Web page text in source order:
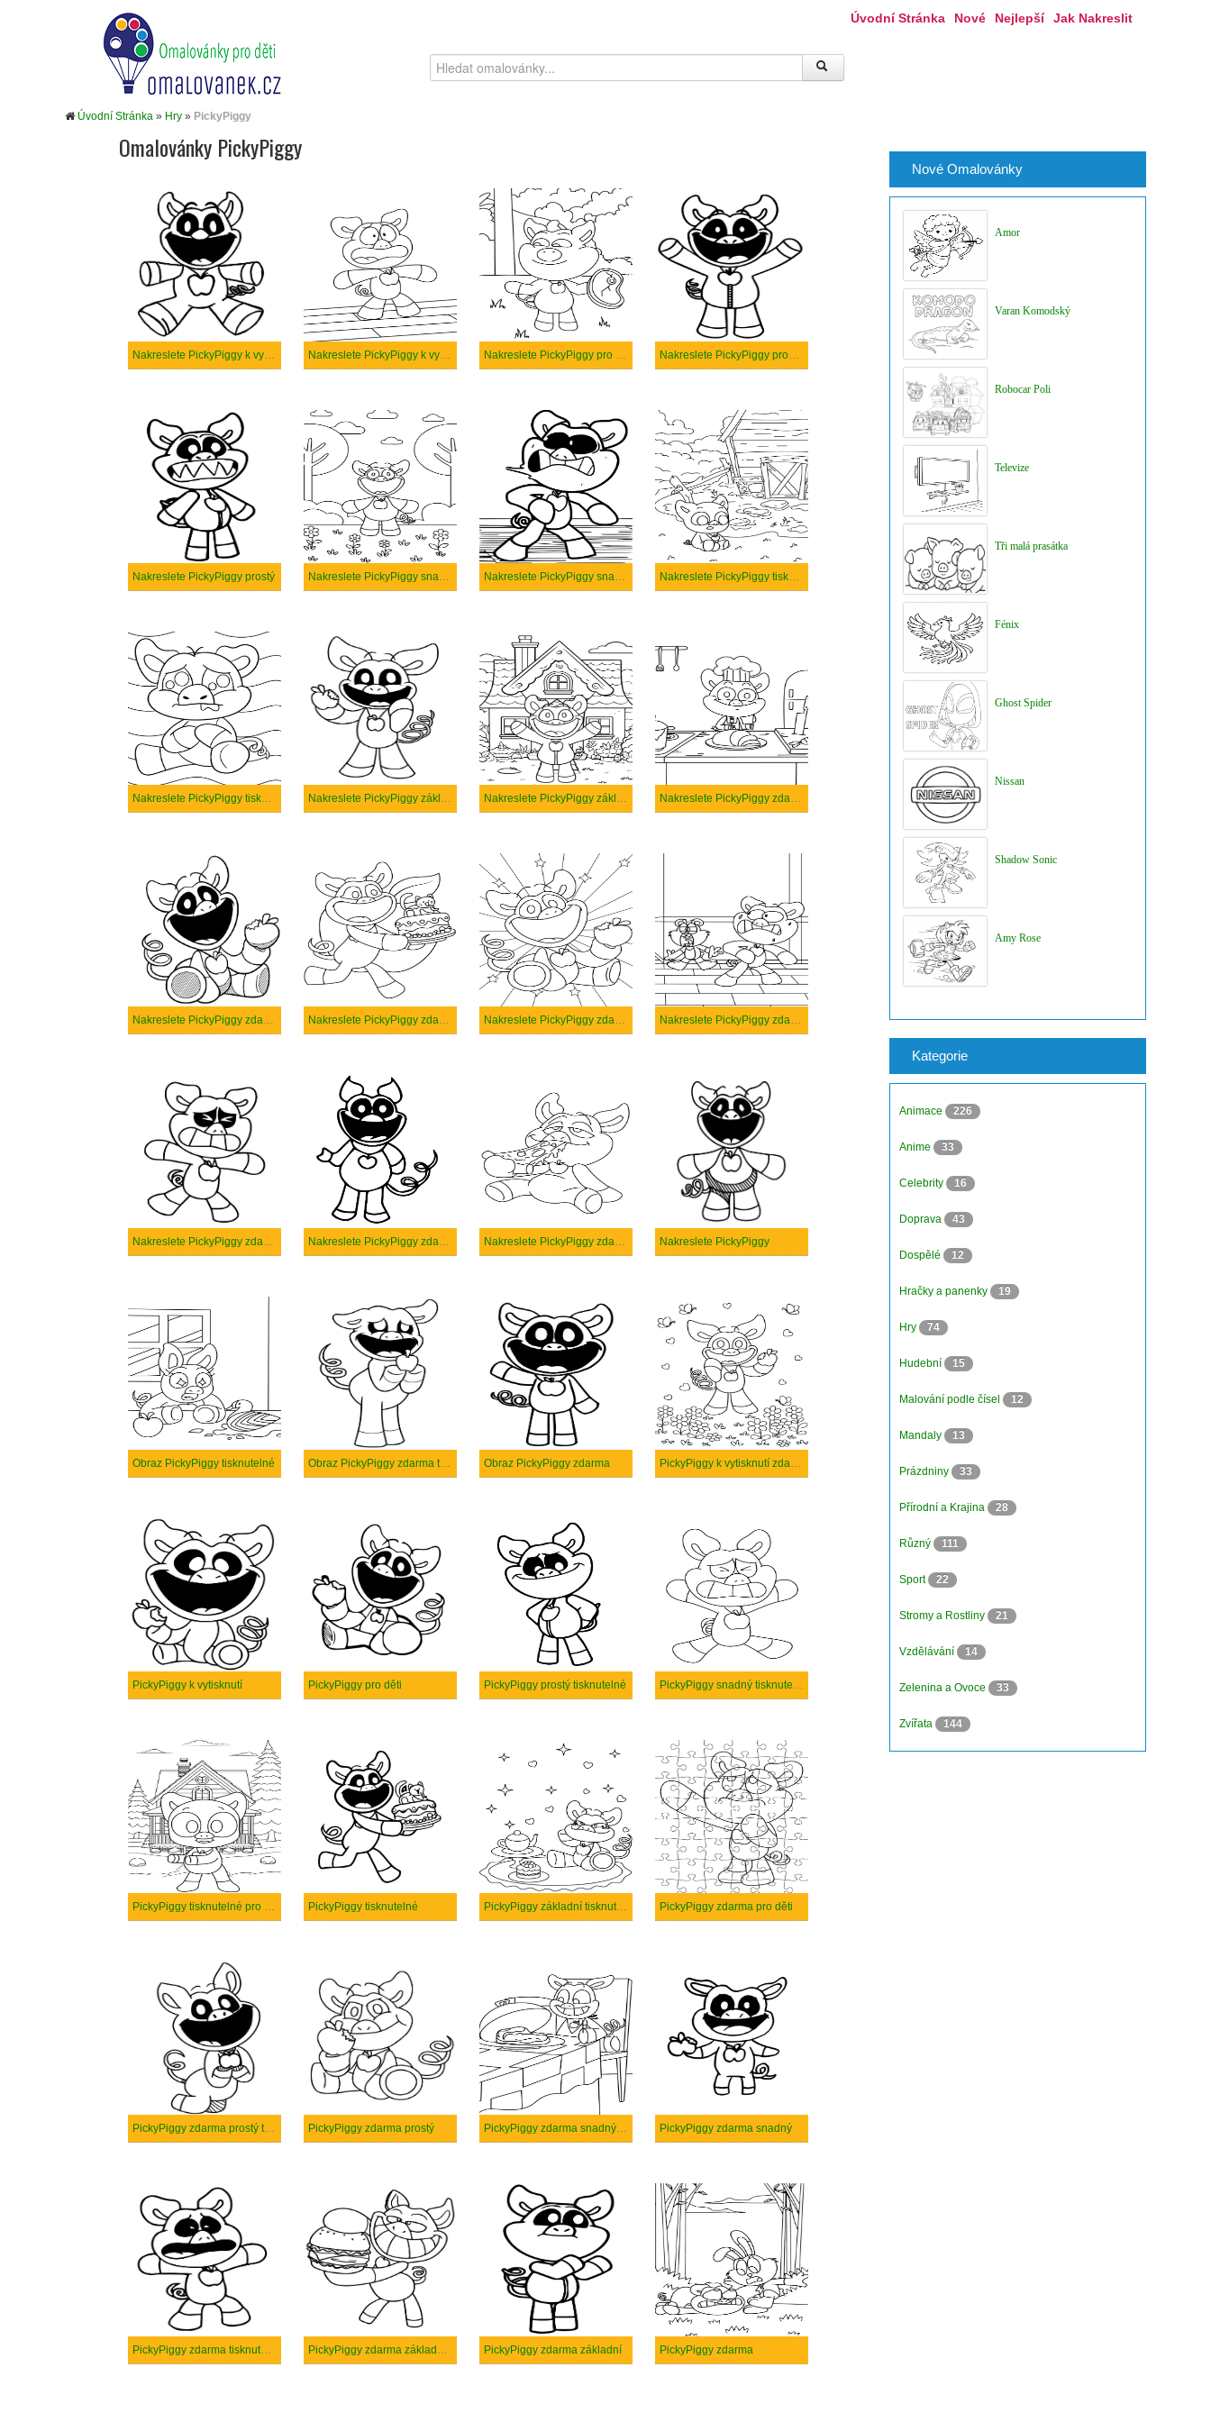
Úvodní Stránka Nové Nejlepší Jak Nakreslit
Úvodní Stránka » Hry » PickyPiggy
Omalovánky PickyPiggy
Nakreslete PickyPiggy k vytisknutí zdarma Nakreslete PickyPiggy k vytisknutí Nakreslete PickyPiggy pro děti Nakreslete PickyPiggy prostý tisknutelné
Nakreslete PickyPiggy prostý Nakreslete PickyPiggy snadný tisknutelné Nakreslete PickyPiggy snadný Nakreslete PickyPiggy tisknutelné pro děti
Nakreslete PickyPiggy tisknutelné Nakreslete PickyPiggy základní tisknutelné Nakreslete PickyPiggy základní Nakreslete PickyPiggy zdarma pro děti
Nakreslete PickyPiggy zdarma prostý tisknutelné Nakreslete PickyPiggy zdarma prostý Nakreslete PickyPiggy zdarma snadný tisknutelné Nakreslete PickyPiggy zdarma snadný
Nakreslete PickyPiggy zdarma základní tisknutelné Nakreslete PickyPiggy zdarma základní Nakreslete PickyPiggy zdarma Nakreslete PickyPiggy
Obraz PickyPiggy tisknutelné Obraz PickyPiggy zdarma tisknutelné Obraz PickyPiggy zdarma PickyPiggy k vytisknutí zdarma
PickyPiggy k vytisknutí PickyPiggy pro děti PickyPiggy prostý tisknutelné PickyPiggy snadný tisknutelné
PickyPiggy tisknutelné pro děti PickyPiggy tisknutelné PickyPiggy základní tisknutelné PickyPiggy zdarma pro děti
PickyPiggy zdarma prostý tisknutelné PickyPiggy zdarma prostý PickyPiggy zdarma snadný tisknutelné PickyPiggy zdarma snadný
PickyPiggy zdarma tisknutelné pro děti PickyPiggy zdarma základní tisknutelné PickyPiggy zdarma základní PickyPiggy zdarma
Nové Omalovánky
Amor
Varan Komodský
Robocar Poli
Televize
Tři malá prasátka
Fénix
Ghost Spider
Nissan
Shadow Sonic
Amy Rose
Kategorie
Animace 226
Anime 33
Celebrity 16
Doprava 43
Dospělé 12
Hračky a panenky 19
Hry 74
Hudební 15
Malování podle čísel 12
Mandaly 13
Prázdniny 33
Přírodní a Krajina 28
Různý 111
Sport 22
Stromy a Rostliny 21
Vzdělávání 14
Zelenina a Ovoce 33
Zvířata 144